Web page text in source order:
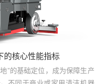
的核心性能指标
”的基础定位，成为保障生产